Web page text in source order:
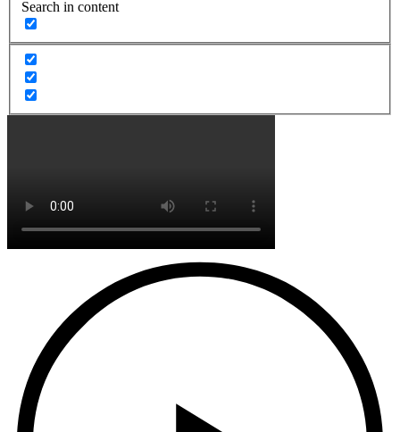
Search in content